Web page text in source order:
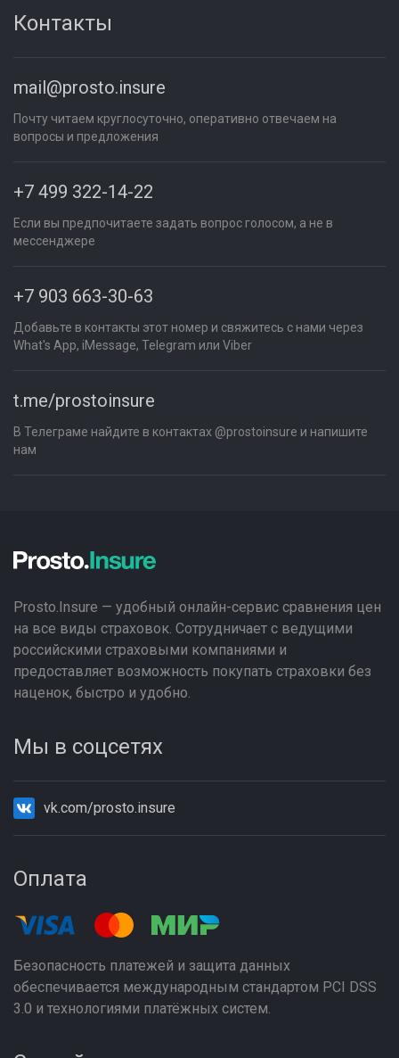
Контакты
mail@prosto.insure
Почту читаем круглосуточно, оперативно отвечаем на
вопросы и предложения
+7 499 322-14-22
Если вы предпочитаете задать вопрос голосом, а не в
мессенджере
+7 903 663-30-63
Добавьте в контакты этот номер и свяжитесь с нами через
What's App, iMessage, Telegram или Viber
t.me/prostoinsure
В Телеграме найдите в контактах @prostoinsure и напишите
нам
Prosto.Insure — удобный онлайн-сервис сравнения цен
на все виды страховок. Сотрудничает с ведущими
российскими страховыми компаниями и
предоставляет возможность покупать страховки без
наценок, быстро и удобно.
Мы в соцсетях
vk.com/prosto.insure
Оплата
Безопасность платежей и защита данных
обеспечивается международным стандартом PCI DSS
3.0 и технологиями платёжных систем.